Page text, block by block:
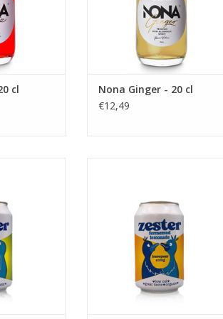
cl
Nona Ginger - 20 cl
€12,49
TOEVOEGEN AAN WINKELWAGEN